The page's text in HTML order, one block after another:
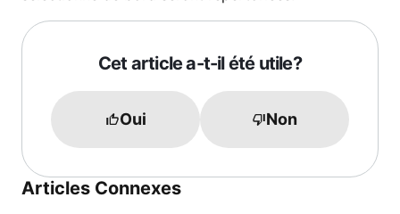
Cet article a-t-il été utile?
Oui Non
Articles Connexes